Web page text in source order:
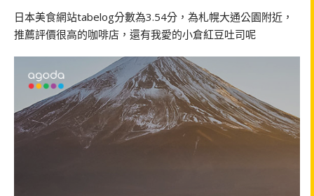
日本美食網站tabelog分數為3.54分，為札幌大通公園附近，
推薦評價很高的咖啡店，還有我愛的小倉紅豆吐司呢